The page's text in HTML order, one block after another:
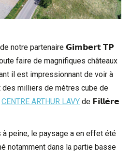
notre partenaire 𝗚𝗶𝗺𝗯𝗲𝗿𝘁 𝗧𝗣
faire de magnifiques châteaux
il est impressionnant de voir à
milliers de mètres cube de
CENTRE ARTHUR LAVY de 𝗙𝗶𝗹𝗹𝗲̀𝗿𝗲
à peine, le paysage a en effet été
notamment dans la partie basse